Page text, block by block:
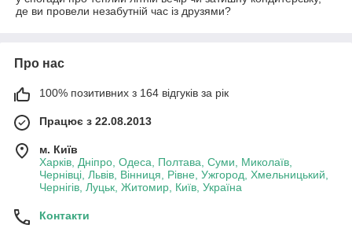
де ви провели незабутній час із друзями?
Про нас
100% позитивних з 164 відгуків за рік
Працює з 22.08.2013
м. Київ
Харків, Дніпро, Одеса, Полтава, Суми, Миколаїв,
Чернівці, Львів, Вінниця, Рівне, Ужгород, Хмельницький,
Чернігів, Луцьк, Житомир, Київ, Україна
Контакти